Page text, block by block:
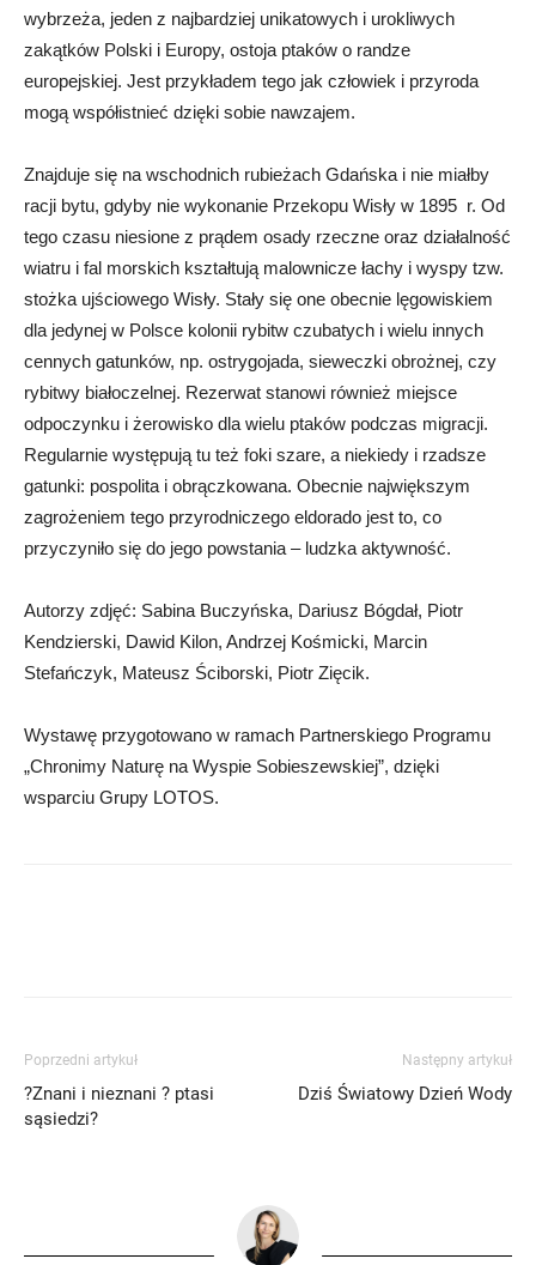
wybrzeża, jeden z najbardziej unikatowych i urokliwych
zakątków Polski i Europy, ostoja ptaków o randze
europejskiej. Jest przykładem tego jak człowiek i przyroda
mogą współistnieć dzięki sobie nawzajem.
Znajduje się na wschodnich rubieżach Gdańska i nie miałby
racji bytu, gdyby nie wykonanie Przekopu Wisły w 1895 r. Od
tego czasu niesione z prądem osady rzeczne oraz działalność
wiatru i fal morskich kształtują malownicze łachy i wyspy tzw.
stożka ujściowego Wisły. Stały się one obecnie lęgowiskiem
dla jedynej w Polsce kolonii rybitw czubatych i wielu innych
cennych gatunków, np. ostrygojada, sieweczki obrożnej, czy
rybitwy białoczelnej. Rezerwat stanowi również miejsce
odpoczynku i żerowisko dla wielu ptaków podczas migracji.
Regularnie występują tu też foki szare, a niekiedy i rzadsze
gatunki: pospolita i obrączkowana. Obecnie największym
zagrożeniem tego przyrodniczego eldorado jest to, co
przyczyniło się do jego powstania – ludzka aktywność.
Autorzy zdjęć: Sabina Buczyńska, Dariusz Bógdał, Piotr
Kendzierski, Dawid Kilon, Andrzej Kośmicki, Marcin
Stefańczyk, Mateusz Ściborski, Piotr Zięcik.
Wystawę przygotowano w ramach Partnerskiego Programu
„Chronimy Naturę na Wyspie Sobieszewskiej”, dzięki
wsparciu Grupy LOTOS.
Poprzedni artykuł
?Znani i nieznani ? ptasi
sąsiedzi?
Następny artykuł
Dziś Światowy Dzień Wody